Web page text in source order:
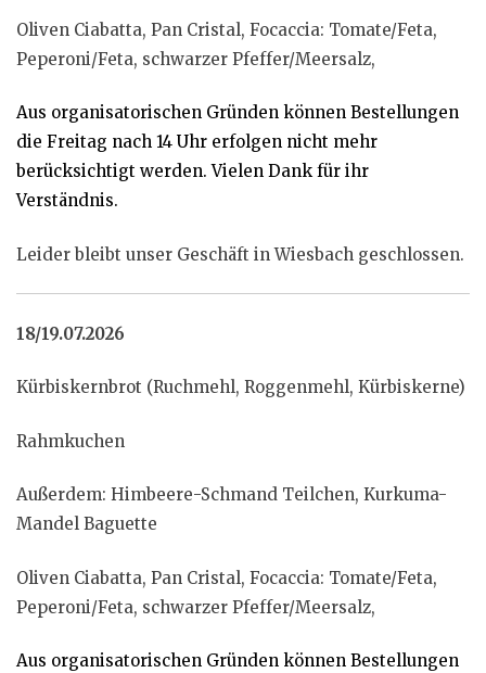
Oliven Ciabatta, Pan Cristal, Focaccia: Tomate/Feta,
Peperoni/Feta, schwarzer Pfeffer/Meersalz,
Aus organisatorischen Gründen können Bestellungen
die Freitag nach 14 Uhr erfolgen nicht mehr
berücksichtigt werden. Vielen Dank für ihr
Verständnis.
Leider bleibt unser Geschäft in Wiesbach geschlossen.
18/19.07.2026
Kürbiskernbrot (Ruchmehl, Roggenmehl, Kürbiskerne)
Rahmkuchen
Außerdem: Himbeere-Schmand Teilchen, Kurkuma-
Mandel Baguette
Oliven Ciabatta, Pan Cristal, Focaccia: Tomate/Feta,
Peperoni/Feta, schwarzer Pfeffer/Meersalz,
Aus organisatorischen Gründen können Bestellungen